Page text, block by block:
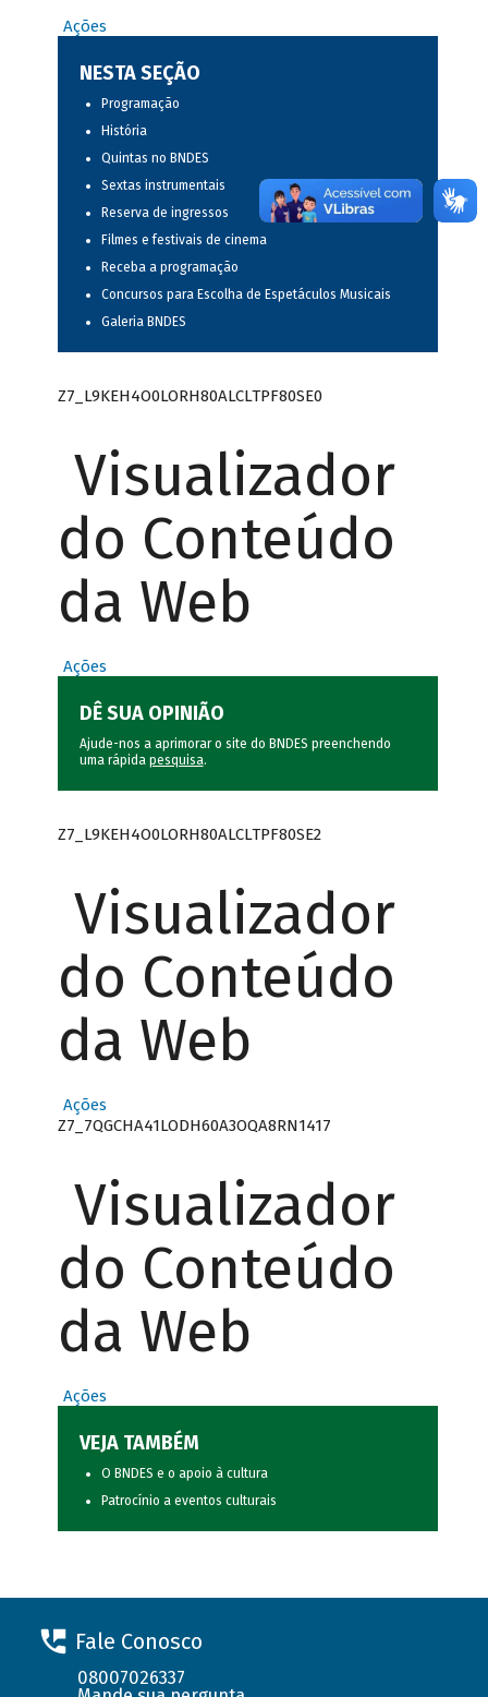
Ações
NESTA SEÇÃO
Programação
História
Quintas no BNDES
Sextas instrumentais
Reserva de ingressos
Filmes e festivais de cinema
Receba a programação
Concursos para Escolha de Espetáculos Musicais
Galeria BNDES
Z7_L9KEH4O0LORH80ALCLTPF80SE0
Visualizador
do Conteúdo
da Web
Ações
DÊ SUA OPINIÃO
Ajude-nos a aprimorar o site do BNDES preenchendo
uma rápida pesquisa.
Z7_L9KEH4O0LORH80ALCLTPF80SE2
Visualizador
do Conteúdo
da Web
Ações
Z7_7QGCHA41LODH60A3OQA8RN1417
Visualizador
do Conteúdo
da Web
Ações
VEJA TAMBÉM
O BNDES e o apoio à cultura
Patrocínio a eventos culturais
Fale Conosco
08007026337